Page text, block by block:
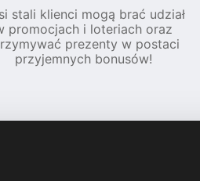
stali klienci mogą brać udział
promocjach i loteriach oraz
prezenty w postaci
przyjemnych bonusów!